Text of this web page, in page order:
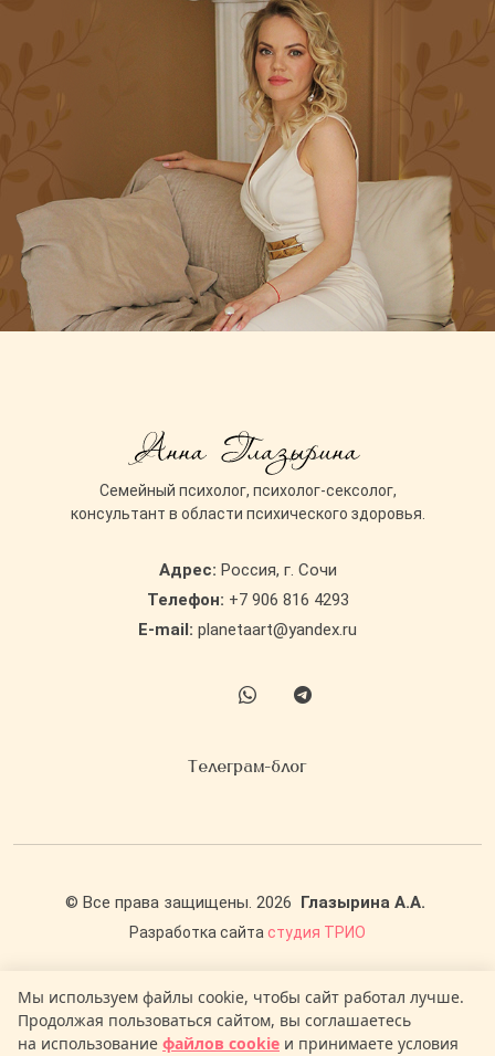
Cемейный психолог, психолог-сексолог,
консультант в области психического здоровья.
Адрес: Россия, г. Сочи
Телефон: +7 906 816 4293
E-mail: planetaart@yandex.ru
Телеграм-блог
© Все права защищены. 2026 Глазырина А.А.
Разработка сайтастудия ТРИО
Пользовательское соглашение
Публичная оферта
Правила использования куки
Мы используем файлы cookie, чтобы сайт работал лучше.
Продолжая пользоваться сайтом, вы соглашаетесь
на использование файлов cookie и принимаете условия